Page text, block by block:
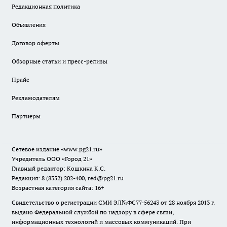
Редакционная политика
Объявления
Договор оферты
Обзорные статьи и пресс-релизы
Прайс
Рекламодателям
Партнеры
Сетевое издание «www.pg21.ru»
Учредитель ООО «Город 21»
Главный редактор: Кошкина К.С.
Редакция: 8 (8352) 202-400, red@pg21.ru
Возрастная категория сайта: 16+
Свидетельство о регистрации СМИ ЭЛ№ФС77-56243 от 28 ноября 2013 г.
выдано Федеральной службой по надзору в сфере связи,
информационных технологий и массовых коммуникаций. При